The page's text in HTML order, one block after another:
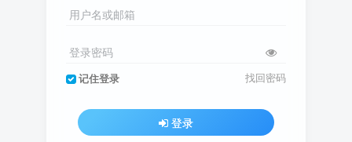
用户名或邮箱
登录密码
记住登录 找回密码
登录